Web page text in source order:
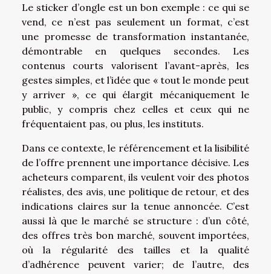
Le sticker d’ongle est un bon exemple : ce qui se
vend, ce n’est pas seulement un format, c’est
une promesse de transformation instantanée,
démontrable en quelques secondes. Les
contenus courts valorisent l’avant-après, les
gestes simples, et l’idée que « tout le monde peut
y arriver », ce qui élargit mécaniquement le
public, y compris chez celles et ceux qui ne
fréquentaient pas, ou plus, les instituts.
Dans ce contexte, le référencement et la lisibilité
de l’offre prennent une importance décisive. Les
acheteurs comparent, ils veulent voir des photos
réalistes, des avis, une politique de retour, et des
indications claires sur la tenue annoncée. C’est
aussi là que le marché se structure : d’un côté,
des offres très bon marché, souvent importées,
où la régularité des tailles et la qualité
d’adhérence peuvent varier; de l’autre, des